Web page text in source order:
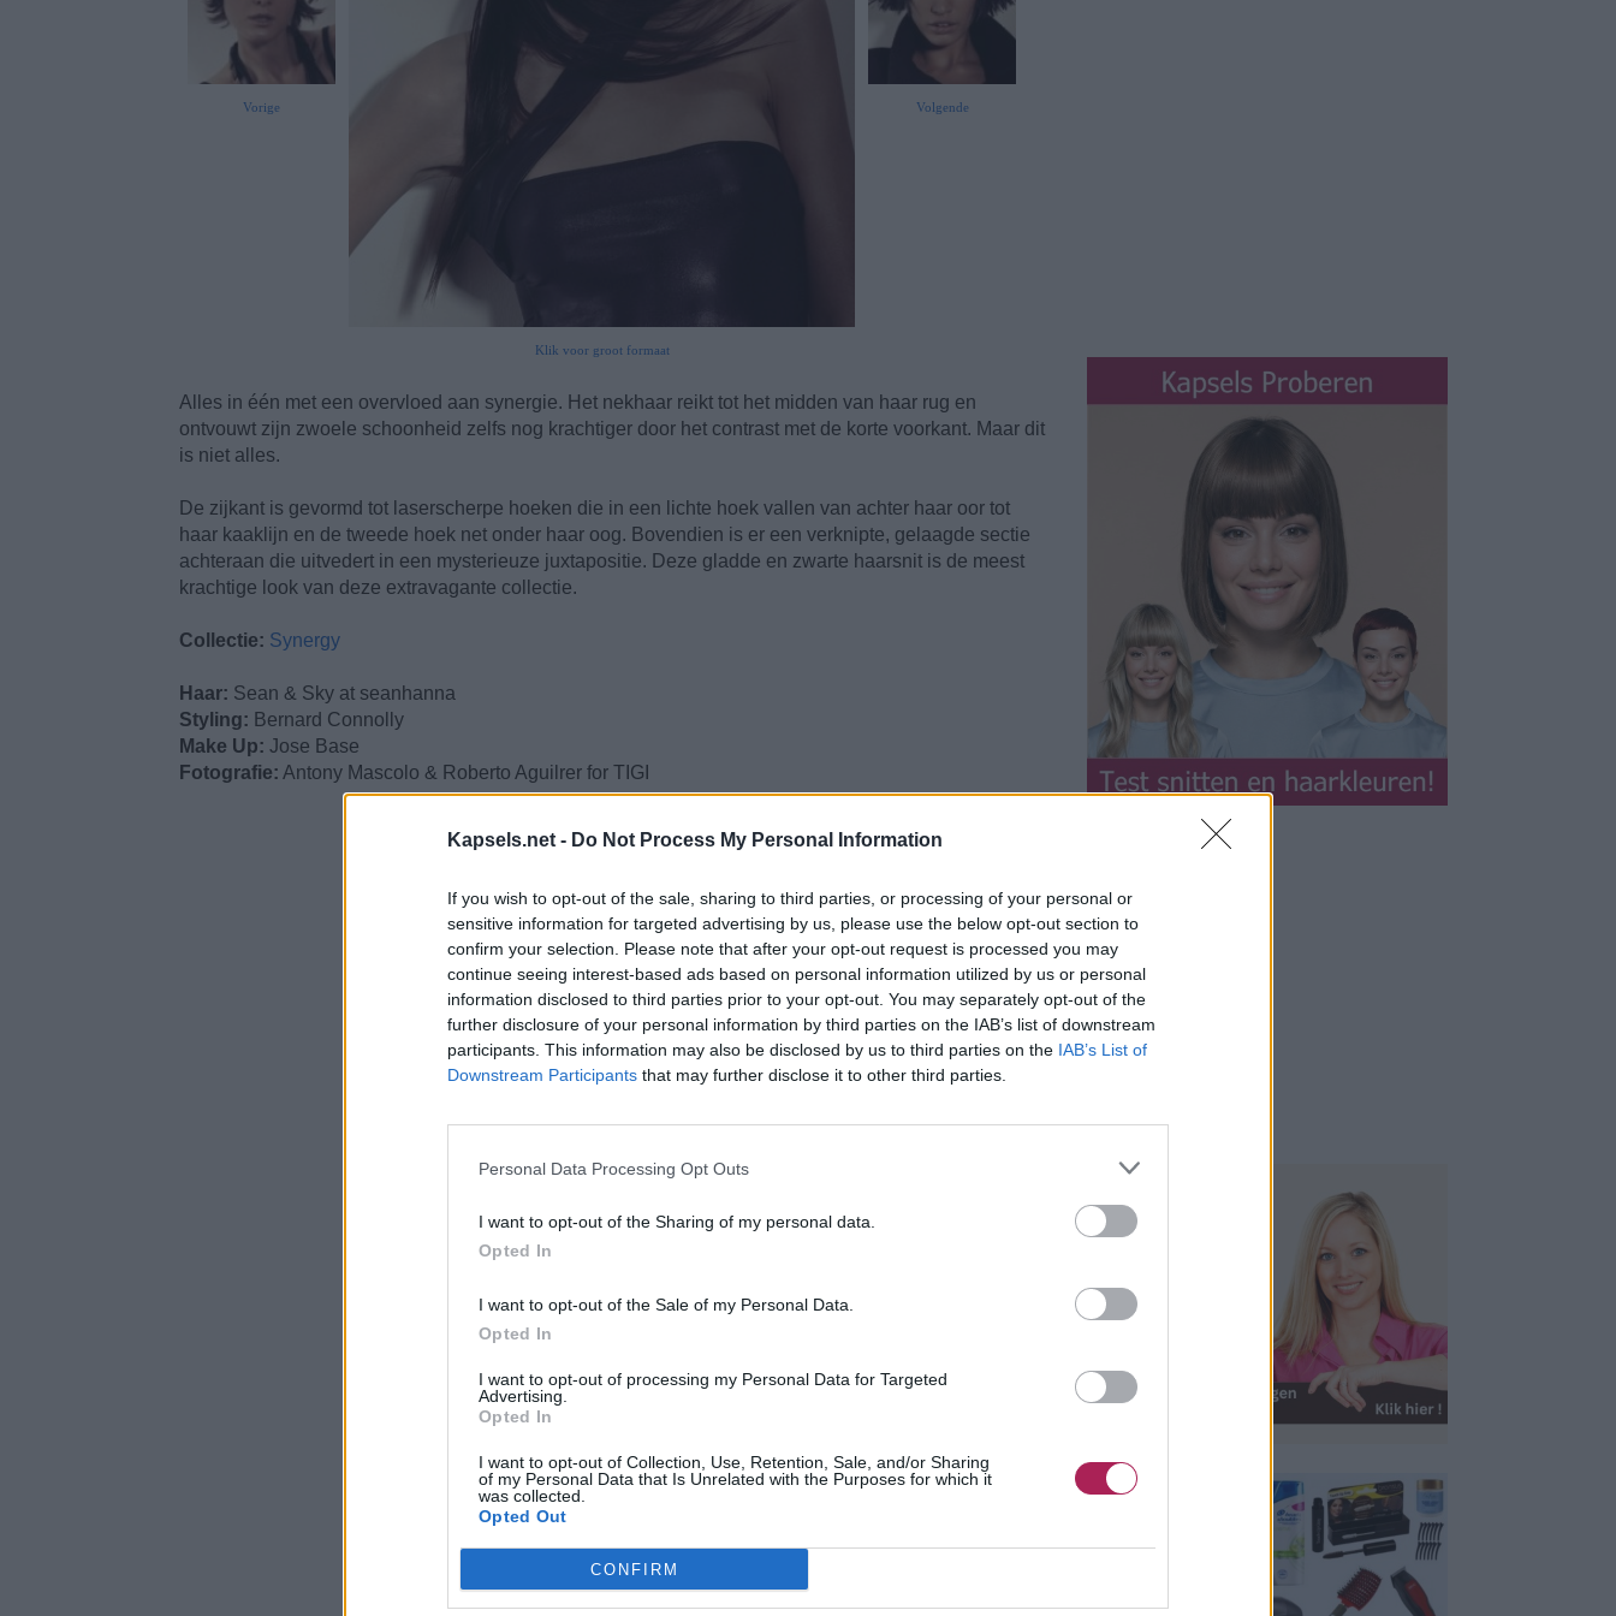
Kapsels.net - Do Not Process My Personal Information
If you wish to opt-out of the sale, sharing to third parties, or processing of your personal or
sensitive information for targeted advertising by us, please use the below opt-out section to
confirm your selection. Please note that after your opt-out request is processed you may
continue seeing interest-based ads based on personal information utilized by us or personal
information disclosed to third parties prior to your opt-out. You may separately opt-out of the
further disclosure of your personal information by third parties on the IAB’s list of downstream
participants. This information may also be disclosed by us to third parties on the IAB’s List of
Downstream Participants that may further disclose it to other third parties.
Personal Data Processing Opt Outs
I want to opt-out of the Sharing of my personal data.
Opted In
I want to opt-out of the Sale of my Personal Data.
Opted In
I want to opt-out of processing my Personal Data for Targeted
Advertising.
Opted In
I want to opt-out of Collection, Use, Retention, Sale, and/or Sharing
of my Personal Data that Is Unrelated with the Purposes for which it
was collected.
Opted Out
CONFIRM
Vorige
Klik voor groot formaat
Volgende
Alles in één met een overvloed aan synergie. Het nekhaar reikt tot het midden van haar rug en
ontvouwt zijn zwoele schoonheid zelfs nog krachtiger door het contrast met de korte voorkant. Maar dit
is niet alles.
De zijkant is gevormd tot laserscherpe hoeken die in een lichte hoek vallen van achter haar oor tot
haar kaaklijn en de tweede hoek net onder haar oog. Bovendien is er een verknipte, gelaagde sectie
achteraan die uitvedert in een mysterieuze juxtapositie. Deze gladde en zwarte haarsnit is de meest
krachtige look van deze extravagante collectie.
Collectie: Synergy
Haar: Sean & Sky at seanhanna
Styling: Bernard Connolly
Make Up: Jose Base
Fotografie: Antony Mascolo & Roberto Aguilrer for TIGI